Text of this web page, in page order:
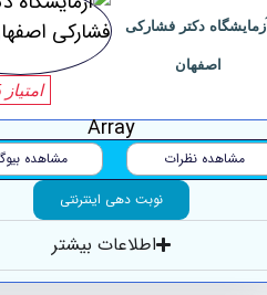
آزمایشگاه ‏دکتر ‏فشارکی
‏اصفهان
امتیاز 5
Array
مشاهده نظرات
مشاهده
نوبت دهی اینترنتی
اطلاعات بیشتر